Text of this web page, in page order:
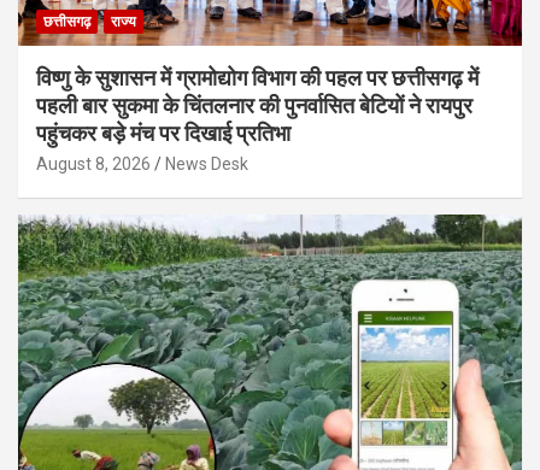
छत्तीसगढ़ राज्य
विष्णु के सुशासन में ग्रामोद्योग विभाग की पहल पर छत्तीसगढ़ में
पहली बार सुकमा के चिंतलनार की पुनर्वासित बेटियों ने रायपुर
पहुंचकर बड़े मंच पर दिखाई प्रतिभा
August 8, 2026 News Desk